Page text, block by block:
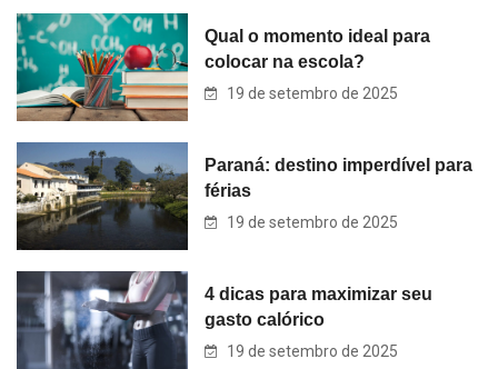
Qual o momento ideal para
colocar na escola?
19 de setembro de 2025
Paraná: destino imperdível para
férias
19 de setembro de 2025
4 dicas para maximizar seu
gasto calórico
19 de setembro de 2025